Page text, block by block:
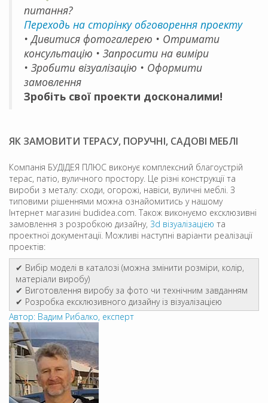
питання?
Переходь на сторінку обговорення проекту
• Дивитися фотогалерею • Отримати
консультацію • Запросити на виміри
• Зробити візуалізацію • Оформити
замовлення
Зробіть свої проекти досконалими!
ЯК ЗАМОВИТИ ТЕРАСУ, ПОРУЧНІ, САДОВІ МЕБЛІ
Компанія БУДІДЕЯ ПЛЮС виконує комплексний благоустрій
терас, патіо, вуличного простору. Це різні конструкції та
вироби з металу: сходи, огорожі, навіси, вуличні меблі. З
типовими рішеннями можна ознайомитись у нашому
Інтернет магазині budidea.com. Також виконуємо ексклюзивні
замовлення з розробкою дизайну, 3d візуалізацією та
проектної документації. Можливі наступні варіанти реалізації
проектів:
✔ Вибір моделі в каталозі (можна змінити розміри, колір,
матеріали виробу)
✔ Виготовлення виробу за фото чи технічним завданням
✔ Розробка ексклюзивного дизайну із візуалізацією
Автор: Вадим Рибалко, експерт